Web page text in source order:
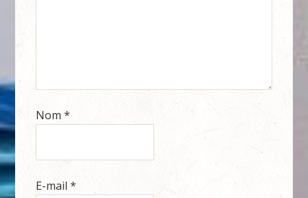
Nom*
E-mail*